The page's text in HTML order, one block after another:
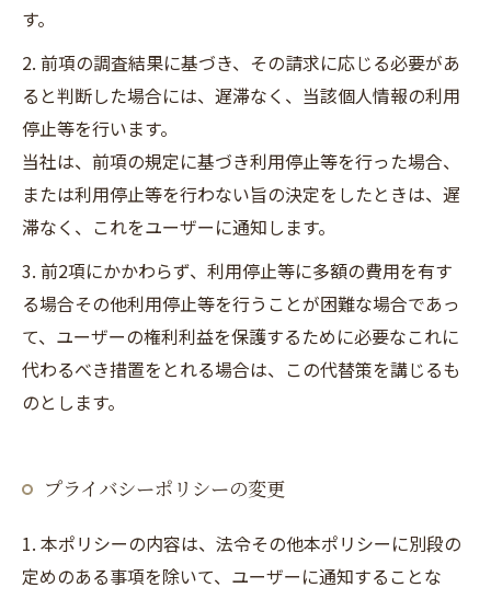
す。
2. 前項の調査結果に基づき、その請求に応じる必要があ
ると判断した場合には、遅滞なく、当該個人情報の利用
停止等を行います。
当社は、前項の規定に基づき利用停止等を行った場合、
または利用停止等を行わない旨の決定をしたときは、遅
滞なく、これをユーザーに通知します。
3. 前2項にかかわらず、利用停止等に多額の費用を有す
る場合その他利用停止等を行うことが困難な場合であっ
て、ユーザーの権利利益を保護するために必要なこれに
代わるべき措置をとれる場合は、この代替策を講じるも
のとします。
プライバシーポリシーの変更
1. 本ポリシーの内容は、法令その他本ポリシーに別段の
定めのある事項を除いて、ユーザーに通知することな